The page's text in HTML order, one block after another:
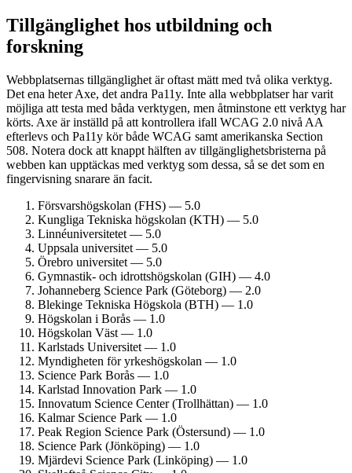
Tillgänglighet hos utbildning och
forskning
Webbplatsernas tillgänglighet är oftast mätt med två olika verktyg.
Det ena heter Axe, det andra Pa11y. Inte alla webbplatser har varit
möjliga att testa med båda verktygen, men åtminstone ett verktyg har
körts. Axe är inställd på att kontrollera ifall WCAG 2.0 nivå AA
efterlevs och Pa11y kör både WCAG samt amerikanska Section
508. Notera dock att knappt hälften av tillgänglighetsbristerna på
webben kan upptäckas med verktyg som dessa, så se det som en
fingervisning snarare än facit.
Försvars­högskolan (FHS) — 5.0
Kungliga Tekniska högskolan (KTH) — 5.0
Linné­universitetet — 5.0
Uppsala universitet — 5.0
Örebro universitet — 5.0
Gymnastik- och idrotts­högskolan (GIH) — 4.0
Johanneberg Science Park (Göteborg) — 2.0
Blekinge Tekniska Högskola (BTH) — 1.0
Högskolan i Borås — 1.0
Högskolan Väst — 1.0
Karlstads Universitet — 1.0
Myndigheten för yrkes­högskolan — 1.0
Science Park Borås — 1.0
Karlstad Innovation Park — 1.0
Innovatum Science Center (Trollhättan) — 1.0
Kalmar Science Park — 1.0
Peak Region Science Park (Östersund) — 1.0
Science Park (Jönköping) — 1.0
Mjärdevi Science Park (Linköping) — 1.0